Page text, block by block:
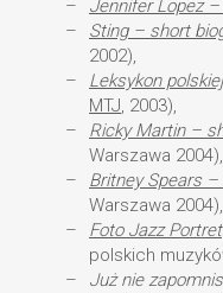
Jennifer Lopez
Sting – short
2002),
Leksykon
MTJ, 2003),
Ricky Martin –
Warszawa 2004),
Britney Spears
Warszawa 2004),
Foto Jazz Portret
polskich
Już nie